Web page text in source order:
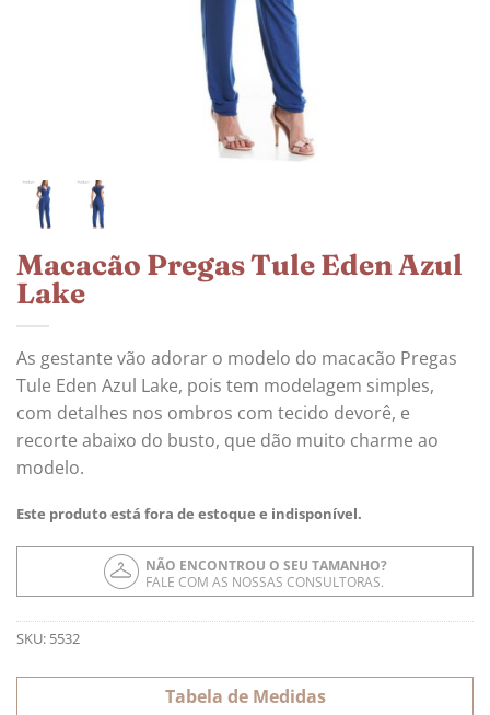
Macacão Pregas Tule Eden Azul
Lake
As gestante vão adorar o modelo do macacão Pregas
Tule Eden Azul Lake, pois tem modelagem simples,
com detalhes nos ombros com tecido devorê, e
recorte abaixo do busto, que dão muito charme ao
modelo.
Este produto está fora de estoque e indisponível.
NÃO ENCONTROU O SEU TAMANHO?
FALE COM AS NOSSAS CONSULTORAS.
SKU: 5532
Tabela de Medidas